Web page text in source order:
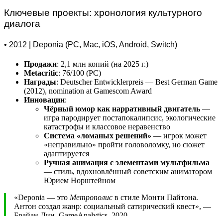
Ключевые проекты: хронология культурного
диалога
• 2012 | Deponia (PC, Mac, iOS, Android, Switch)
Продажи: 2,1 млн копий (на 2025 г.)
Metacritic: 76/100 (PC)
Награды: Deutscher Entwicklerpreis — Best German Game
(2012), nomination at Gamescom Award
Инновации:
Чёрный юмор как нарративный двигатель —
игра пародирует постапокалипсис, экологические
катастрофы и классовое неравенство
Система «ломаных решений» — игрок может
«неправильно» пройти головоломку, но сюжет
адаптируется
Ручная анимация с элементами мультфильма
— стиль, вдохновлённый советским аниматором
Юрием Норштейном
«Deponia — это Метрополис в стиле Монти Пайтона.
Антон создал жанр: социальный сатирический квест», —